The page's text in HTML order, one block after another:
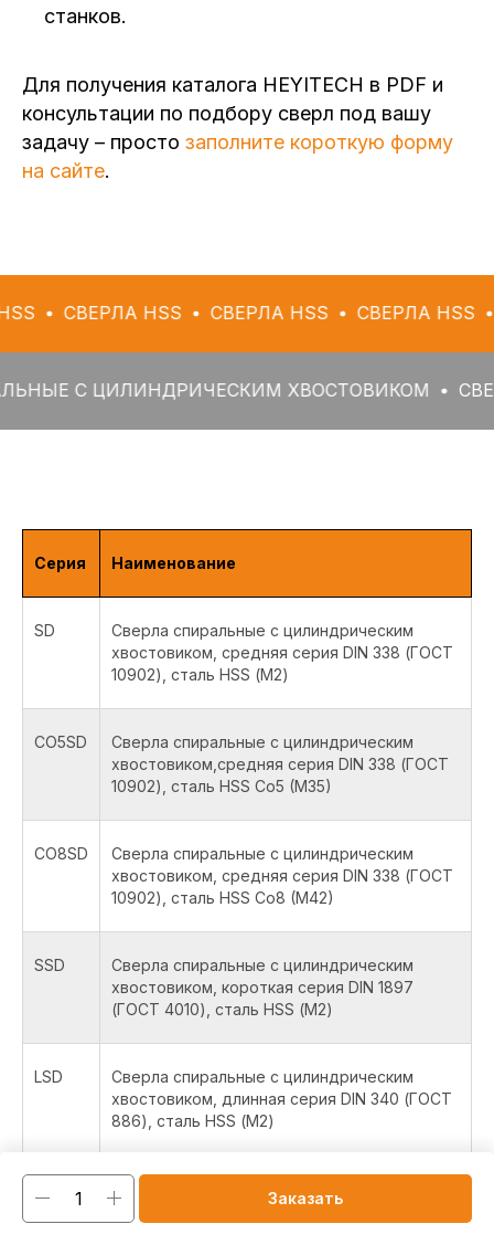
станков.
Для получения каталога HEYITECH в PDF и
консультации по подбору сверл под вашу
задачу – просто заполните короткую форму
на сайте.
HSS СВЕРЛА HSS СВЕРЛА HSS
ЦИЛИНДРИЧЕСКИМ ХВОСТОВИКОМ СВЕРЛА
Серия Наименование
SD
Сверла спиральные с цилиндрическим
хвостовиком, средняя серия DIN 338 (ГОСТ
10902), сталь HSS (М2)
CO5SD
Сверла спиральные с цилиндрическим
хвостовиком,средняя серия DIN 338 (ГОСТ
10902), сталь HSS Co5 (M35)
CO8SD
Сверла спиральные с цилиндрическим
хвостовиком, средняя серия DIN 338 (ГОСТ
10902), сталь HSS Co8 (M42)
SSD
Сверла спиральные с цилиндрическим
хвостовиком, короткая серия DIN 1897
(ГОСТ 4010), сталь HSS (М2)
LSD
Сверла спиральные с цилиндрическим
хвостовиком, длинная серия DIN 340 (ГОСТ
886), сталь HSS (М2)
COLSD
Сверла спиральные с цилиндрическим
хвостовиком, длинная серия DIN 340 (ГОСТ
Заказать